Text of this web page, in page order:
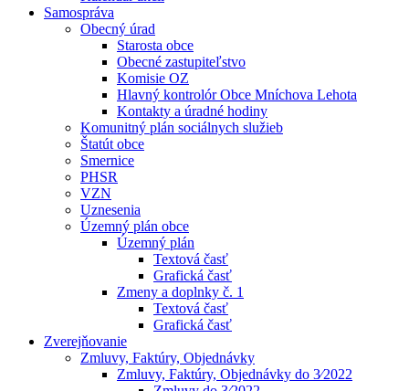
Samospráva
Obecný úrad
Starosta obce
Obecné zastupiteľstvo
Komisie OZ
Hlavný kontrolór Obce Mníchova Lehota
Kontakty a úradné hodiny
Komunitný plán sociálnych služieb
Štatút obce
Smernice
PHSR
VZN
Uznesenia
Územný plán obce
Územný plán
Textová časť
Grafická časť
Zmeny a doplnky č. 1
Textová časť
Grafická časť
Zverejňovanie
Zmluvy, Faktúry, Objednávky
Zmluvy, Faktúry, Objednávky do 3⁄2022